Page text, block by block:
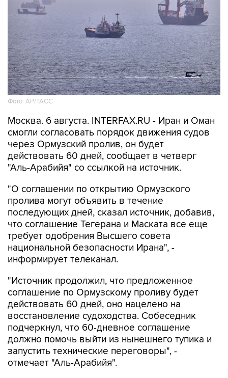
Фото: AP/ТАСС
Москва. 6 августа. INTERFAX.RU - Иран и Оман
смогли согласовать порядок движения судов
через Ормузский пролив, он будет
действовать 60 дней, сообщает в четверг
"Аль-Арабийя" со ссылкой на источник.
"О соглашении по открытию Ормузского
пролива могут объявить в течение
последующих дней, сказал источник, добавив,
что соглашение Тегерана и Маската все еще
требует одобрения Высшего совета
национальной безопасности Ирана", -
информирует телеканал.
"Источник продолжил, что предложенное
соглашение по Ормузскому проливу будет
действовать 60 дней, оно нацелено на
восстановление судоходства. Собеседник
подчеркнул, что 60-дневное соглашение
должно помочь выйти из нынешнего тупика и
запустить технические переговоры", -
отмечает "Аль-Арабийя".